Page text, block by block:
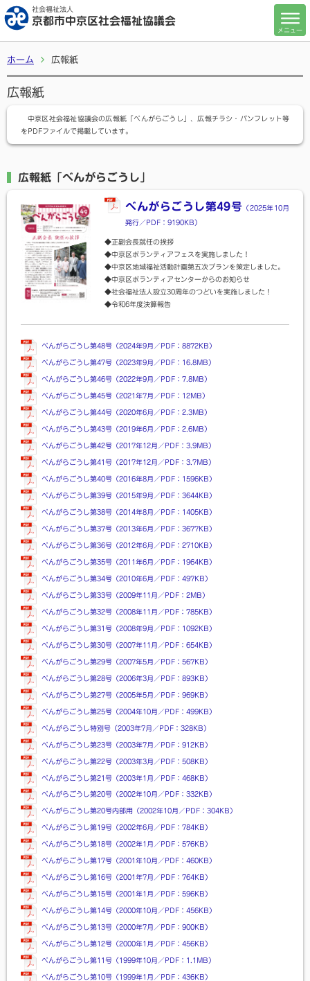
社会福祉法人
京都市中京区社会福祉協議会
メニュー
ホーム 広報紙
広報紙
中京区社会福祉協議会の広報紙「べんがらごうし」、広報チラシ・パンフレット等
をPDFファイルで掲載しています。
広報紙「べんがらごうし」
べんがらごうし第49号 （2025年10月
発行／PDF：9190KB）
◆正副会長就任の挨拶
◆中京区ボランティアフェスを実施しました！
◆中京区地域福祉活動計画第五次プランを策定しました。
◆中京区ボランティアセンターからのお知らせ
◆社会福祉法人設立30周年のつどいを実施しました！
◆令和6年度決算報告
べんがらごうし第48号（2024年9月／PDF：8872KB）
べんがらごうし第47号（2023年9月／PDF：16.8MB）
べんがらごうし第46号（2022年9月／PDF：7.8MB）
べんがらごうし第45号（2021年7月／PDF：12MB）
べんがらごうし第44号（2020年6月／PDF：2.3MB）
べんがらごうし第43号（2019年6月／PDF：2.6MB）
べんがらごうし第42号（2017年12月／PDF：3.9MB）
べんがらごうし第41号（2017年12月／PDF：3.7MB）
べんがらごうし第40号（2016年8月／PDF：1596KB）
べんがらごうし第39号（2015年9月／PDF：3644KB）
べんがらごうし第38号（2014年8月／PDF：1405KB）
べんがらごうし第37号（2013年6月／PDF：3677KB）
べんがらごうし第36号（2012年6月／PDF：2710KB）
べんがらごうし第35号（2011年6月／PDF：1964KB）
べんがらごうし第34号（2010年6月／PDF：497KB）
べんがらごうし第33号（2009年11月／PDF：2MB）
べんがらごうし第32号（2008年11月／PDF：785KB）
べんがらごうし第31号（2008年9月／PDF：1092KB）
べんがらごうし第30号（2007年11月／PDF：654KB）
べんがらごうし第29号（2007年5月／PDF：567KB）
べんがらごうし第28号（2006年3月／PDF：893KB）
べんがらごうし第27号（2005年5月／PDF：969KB）
べんがらごうし第25号（2004年10月／PDF：499KB）
べんがらごうし特別号（2003年7月／PDF：328KB）
べんがらごうし第23号（2003年7月／PDF：912KB）
べんがらごうし第22号（2003年3月／PDF：508KB）
べんがらごうし第21号（2003年1月／PDF：468KB）
べんがらごうし第20号（2002年10月／PDF：332KB）
べんがらごうし第20号内部用（2002年10月／PDF：304KB）
べんがらごうし第19号（2002年6月／PDF：784KB）
べんがらごうし第18号（2002年1月／PDF：576KB）
べんがらごうし第17号（2001年10月／PDF：460KB）
べんがらごうし第16号（2001年7月／PDF：764KB）
べんがらごうし第15号（2001年1月／PDF：596KB）
べんがらごうし第14号（2000年10月／PDF：456KB）
べんがらごうし第13号（2000年7月／PDF：900KB）
べんがらごうし第12号（2000年1月／PDF：456KB）
べんがらごうし第11号（1999年10月／PDF：1.1MB）
べんがらごうし第10号（1999年1月／PDF：436KB）